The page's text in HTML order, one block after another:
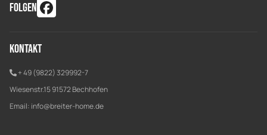
FOLGEN
Kontakt
+ 49 (9822) 329992-7
Wiesenstr.15 91572 Bechhofen
Email: info@breiter-home.de